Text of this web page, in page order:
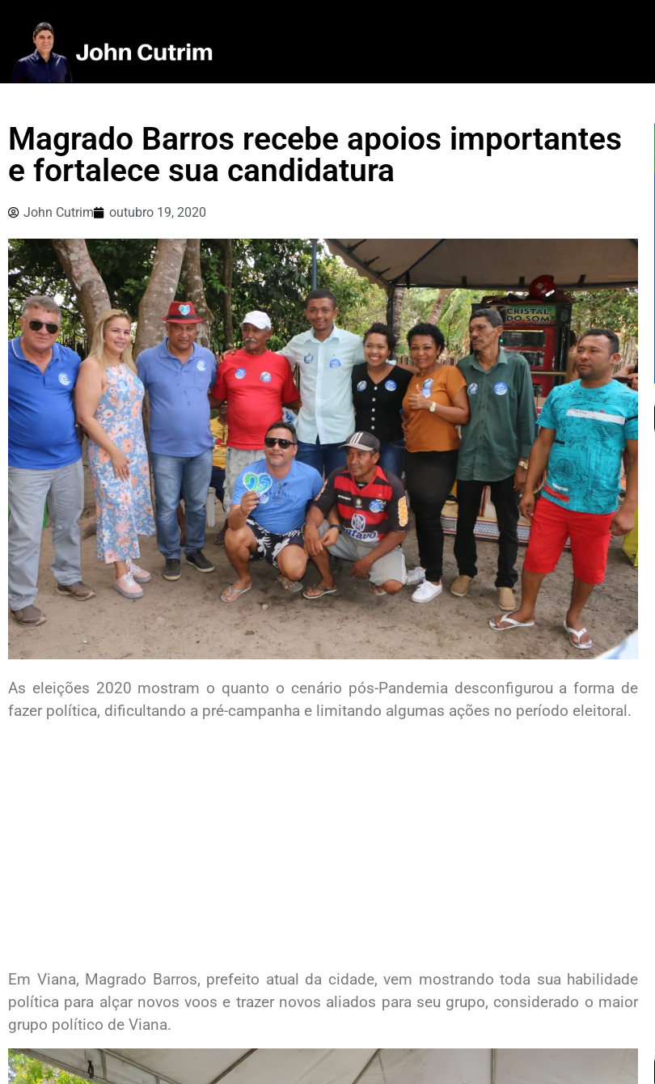
Magrado Barros recebe apoios importantes
e fortalece sua candidatura
John Cutrim outubro 19, 2020
As eleições 2020 mostram o quanto o cenário pós-Pandemia desconfigurou a forma de
fazer política, dificultando a pré-campanha e limitando algumas ações no período eleitoral.
Em Viana, Magrado Barros, prefeito atual da cidade, vem mostrando toda sua habilidade
política para alçar novos voos e trazer novos aliados para seu grupo, considerado o maior
grupo político de Viana.